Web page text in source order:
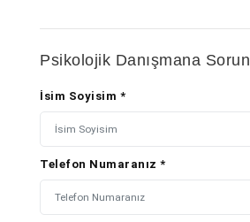
Psikolojik Danışmana Sorun
İsim Soyisim *
Telefon Numaranız *